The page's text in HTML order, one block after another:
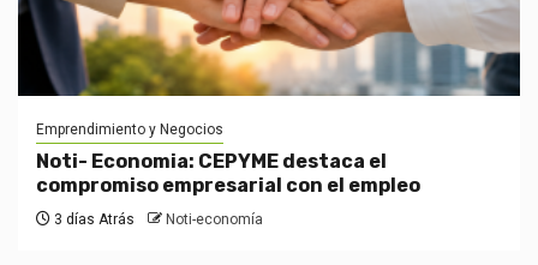
Emprendimiento y Negocios
Noti- Economia: CEPYME destaca el
compromiso empresarial con el empleo
3 días Atrás Noti-economía